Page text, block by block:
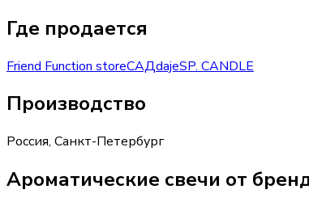
Где продается
Friend Function storeСАДdajeSP. CANDLE
Производство
Россия, Санкт-Петербург
Ароматические свечи от